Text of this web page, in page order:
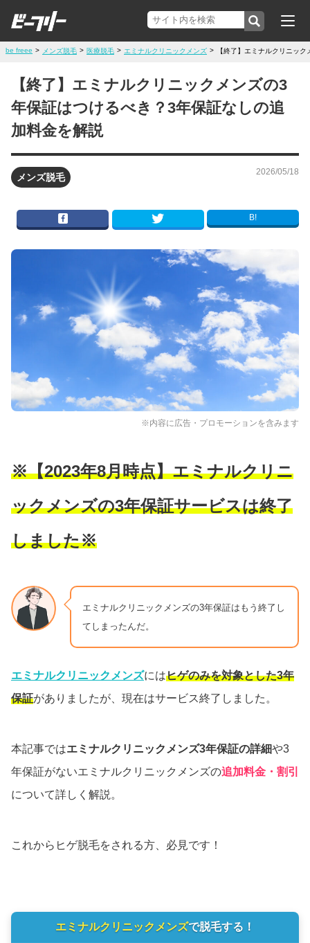
be freee > メンズ脱毛 > 医療脱毛 > エミナルクリニックメンズ > 【終了】エミナルクリニッ
【終了】エミナルクリニックメンズの3
年保証はつけるべき？3年保証なしの追
加料金を解説
メンズ脱毛 2026/05/18
B!
※内容に広告・プロモーションを含みます
※【2023年8月時点】エミナルクリニ
ックメンズの3年保証サービスは終了
しました※
エミナルクリニックメンズの3年保証はもう終了し
てしまったんだ。
エミナルクリニックメンズにはヒゲのみを対象とした3年
保証がありましたが、現在はサービス終了しました。
本記事ではエミナルクリニックメンズ3年保証の詳細や3
年保証がないエミナルクリニックメンズの追加料金・割引
について詳しく解説。
これからヒゲ脱毛をされる方、必見です！
エミナルクリニックメンズで脱毛する！